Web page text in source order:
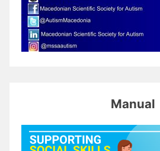
Manual